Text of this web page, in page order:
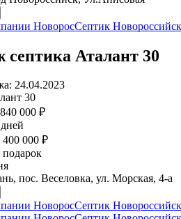
Аталант 30
24.04.2023
30
840 000 ₽
400 000 ₽
пос. Веселовка, ул. Морская, 4-а